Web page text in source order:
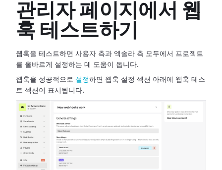
관리자 페이지에서 웹
훅 테스트하기
웹훅을 테스트하면 사용자 측과 엑솔라 측 모두에서 프로젝트
를 올바르게 설정하는 데 도움이 돕니다.
웹훅을 성공적으로 설정하면 웹훅 설정 섹션 아래에 웹훅 테스
트 섹션이 표시됩니다.